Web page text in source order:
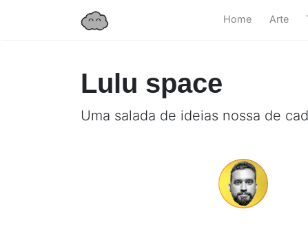
Home Arte
Lulu space
Uma salada de ideias nossa de